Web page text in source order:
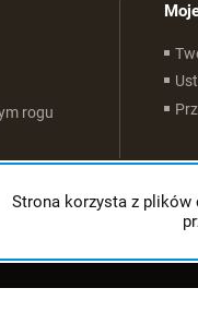
Strona korzysta z plików
rogu